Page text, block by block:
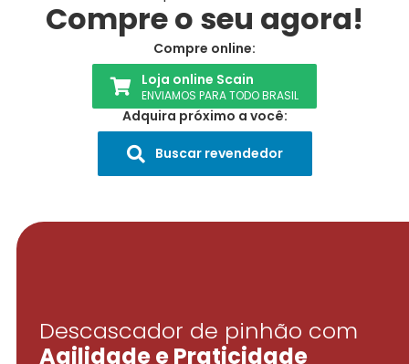
Compre o seu agora!
Compre online:
Loja online Scain
ENVIAMOS PARA TODO BRASIL
Adquira próximo a você:
Buscar revendedor
Descascador de pinhão com
Agilidade e Praticidade